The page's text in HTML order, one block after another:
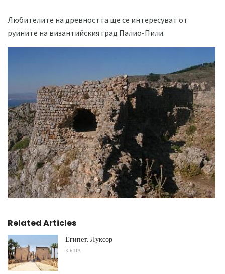
Любителите на древността ще се интересуват от
руините на византийския град Палио-Пили.
Related Articles
Египет, Луксор
КЪЩА